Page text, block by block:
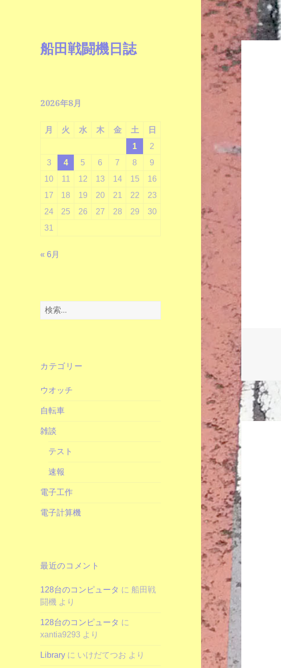
船田戦闘機日誌
2026年8月
月 火 水 木 金 土
日
1
2
3
4 5 6 7 8
9
10
11 12 13 14 15
16
17
18 19 20 21 22
23
24
25 26 27 28 29
30
31
« 6月
検
索:
カテゴリー
ウオッチ
自転車
雑談
テスト
速報
電子工作
電子計算機
最近のコメント
128台のコンピュータ に船田戦
闘機 より
128台のコンピュータ に
xantia9293 より
Library に いけだてつお より